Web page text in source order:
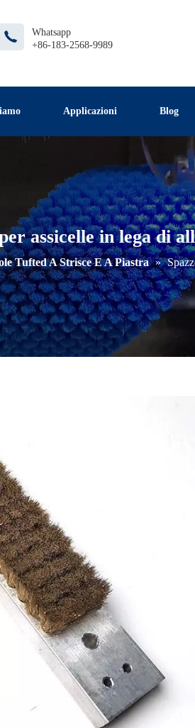
Whatsapp
+86-183-2568-9989
Applicazioni Blog
assicelle in lega di
Tufted A Strisce E A Piastra »